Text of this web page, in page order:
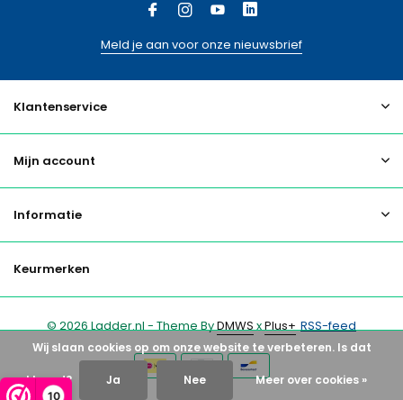
10
Meld je aan voor onze nieuwsbrief
Klantenservice
Mijn account
Informatie
Keurmerken
© 2026 Ladder.nl - Theme ByDMWSxPlus+ RSS-feed
Wij slaan cookies op om onze website te verbeteren. Is dat
akkoord? Ja Nee Meer over cookies »